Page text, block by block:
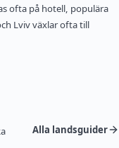
ofta på hotell, populära
Lviv växlar ofta till
Alla landsguider